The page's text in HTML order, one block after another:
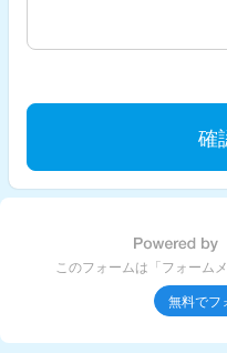
このフォームは「フォーム
無料でフ